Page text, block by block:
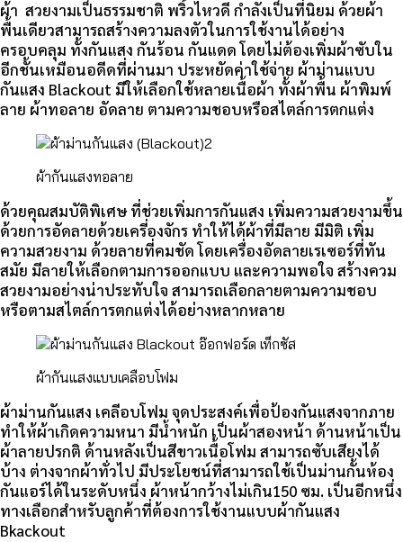
ผ้า สวยงามเป็นธรรมชาติ พริ้วไหวดี กำลังเป็นที่นิยม ด้วยผ้า
พื้นเดียวสามารถสร้างความลงตัวในการใช้งานได้อย่าง
ครอบคลุม ทั้งกันแสง กันร้อน กันแดด โดยไม่ต้องเพิ่มผ้าซับใน
อีกชั้นเหมือนอดีดที่ผ่านมา ประหยัดค่าใช้จ่าย ผ้าม่านแบบ
กันแสง Blackout มีให้เลือกใช้หลายเนื้อผ้า ทั้งผ้าพื้น ผ้าพิมพ์
ลาย ผ้าทอลาย อัดลาย ตามความชอบหรือสไตล์การตกแต่ง
ผ้ากันแสงทอลาย
ด้วยคุณสมบัติพิเศษ ที่ช่วยเพิ่มการกันแสง เพิ่มความสวยงามขึ้น
ด้วยการอัดลายด้วยเครี่องจักร ทำให้ได้ผ้าที่มีลาย มีมิติ เพิ่ม
ความสวยงาม ด้วยลายที่คมชัด โดยเครื่องอัดลายเรเซอร์ที่ทัน
สมัย มีลายให้เลือกตามการออกแบบ และความพอใจ สร้างควม
สวยงามอย่างน่าประทับใจ สามารถเลือกลายตามความชอบ
หรือตามสไตล์การตกแต่งได้อย่างหลากหลาย
ผ้ากันแสงแบบเคลือบโฟม
ผ้าม่านกันแสง เคลีอบโฟม จุดประสงค์เพื่อป้องกันแสงจากภาย
ทำให้ผ้าเกิดความหนา มีน้ำหนัก เป็นผ้าสองหน้า ด้านหน้าเป็น
ผ้าลายปรกติ ด้านหลังเป็นสีขาวเนื้อโฟม สามารถซับเสียงได้
บ้าง ต่างจากผ้าทั่วไป มีประโยชน์ที่สามารถใช้เป็นม่านกั้นห้อง
กันแอร์ได้ในระดับหนึ่ง ผ้าหน้ากว้างไม่เกิน150 ซม. เป็นอีกหนึ่ง
ทางเลือกสำหรับลูกค้าที่ต้องการใช้งานแบบผ้ากันแสง
Bkackout